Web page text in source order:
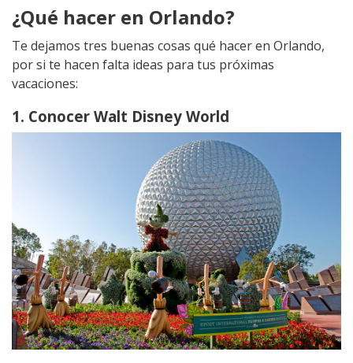
¿Qué hacer en Orlando?
Te dejamos tres buenas cosas qué hacer en Orlando,
por si te hacen falta ideas para tus próximas
vacaciones:
1. Conocer Walt Disney World